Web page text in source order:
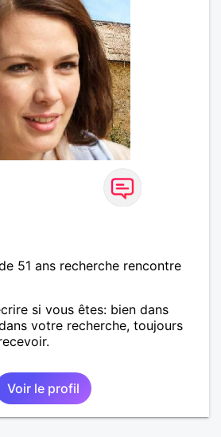
51 ans recherche rencontre
si vous êtes: bien dans
votre recherche, toujours
Voir le profil